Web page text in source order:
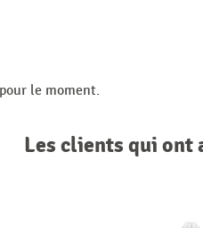
le moment.
Les clients qui ont